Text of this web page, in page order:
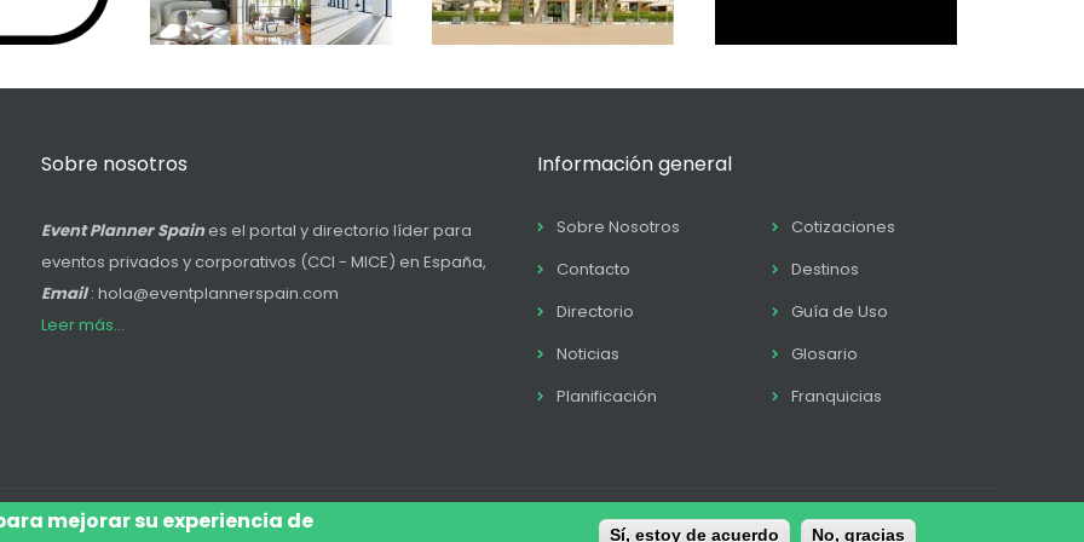
Sobre nosotros
Event Planner Spaines el portal y directorio líder para
eventos privados y corporativos (CCI - MICE) en España,
Email: hola@eventplannerspain.com
Leer más...
Información general
Sobre Nosotros
Cotizaciones
Contacto
Destinos
Directorio
Guía de Uso
Noticias
Glosario
Planificación
Franquicias
Política de Cookies Términos y condiciones
mejorar su experiencia de Sí, estoy de acuerdo No, gracias